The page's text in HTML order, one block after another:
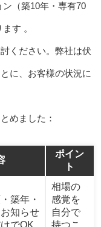
（築10年・専有70
す 。
ください。弊社は伏
に、お客様の状況に
めました：
ポイン
ト
築年・
知らせ
でOK
相場の
感覚を
自分で
持つこ